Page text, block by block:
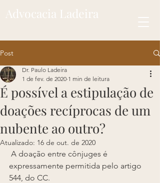
Advocacia Ladeira
Post
É possível a estipulação de
doações recíprocas de um
nubente ao outro?
Dr. Paulo Ladeira
1 de fev. de 2020 1 min de leitura
Atualizado: 16 de out. de 2020
expressamente permitida pelo artigo
544, do CC.